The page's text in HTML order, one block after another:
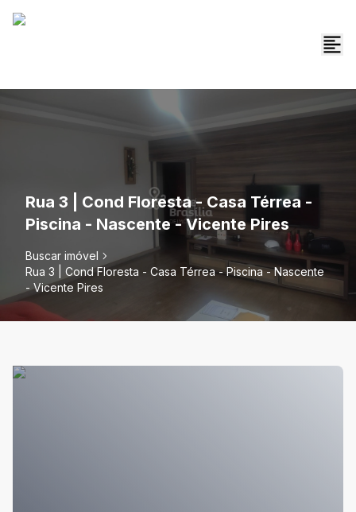
Rua 3 | Cond Floresta - Casa Térrea -
Piscina - Nascente - Vicente Pires
Buscar imóvel
Rua 3 | Cond Floresta - Casa Térrea - Piscina - Nascente
- Vicente Pires